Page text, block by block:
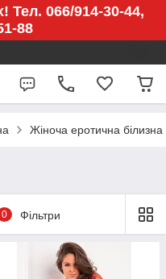
Тел. 066/914-30-44,
88
Жіноча еротична білизна
0 Фільтри